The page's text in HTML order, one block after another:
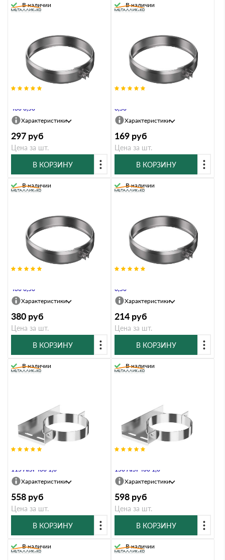
430 0,50
В наличии
Характеристики
297 руб
Цена за шт.
В КОРЗИНУ
0,50
В наличии
Характеристики
169 руб
Цена за шт.
В КОРЗИНУ
430 0,50
В наличии
Характеристики
380 руб
Цена за шт.
В КОРЗИНУ
0,50
В наличии
Характеристики
214 руб
Цена за шт.
В КОРЗИНУ
115 AISI 430 1,0
В наличии
Характеристики
558 руб
Цена за шт.
В КОРЗИНУ
150 AISI 430 1,0
В наличии
Характеристики
598 руб
Цена за шт.
В КОРЗИНУ
В наличии В наличии